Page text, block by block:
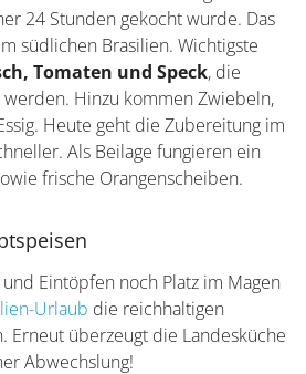
24 Stunden gekocht wurde. Das
südlichen Brasilien. Wichtigste
Tomaten und Speck, die
Hinzu kommen Zwiebeln,
Heute geht die Zubereitung
schneller. Als Beilage fungieren
sowie frische Orangenscheiben.
Eintöpfen noch Platz im
Brasilien-Urlaubdie
ansehen. Erneut überzeugt
viel kulinarischer Abwechslung!